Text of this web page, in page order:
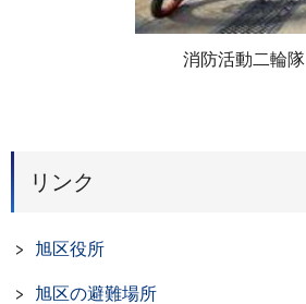
消防活動二輪隊
リンク
旭区役所
旭区の避難場所